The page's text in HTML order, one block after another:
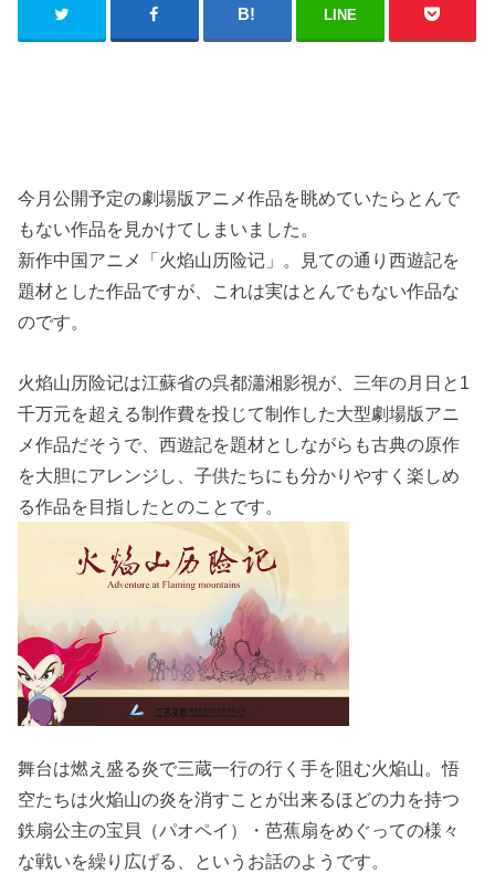
LINE
今月公開予定の劇場版アニメ作品を眺めていたらとんで
もない作品を見かけてしまいました。
新作中国アニメ「火焰山历险记」。見ての通り西遊記を
題材とした作品ですが、これは実はとんでもない作品な
のです。
火焰山历险记は江蘇省の呉都瀟湘影視が、三年の月日と1
千万元を超える制作費を投じて制作した大型劇場版アニ
メ作品だそうで、西遊記を題材としながらも古典の原作
を大胆にアレンジし、子供たちにも分かりやすく楽しめ
る作品を目指したとのことです。
舞台は燃え盛る炎で三蔵一行の行く手を阻む火焔山。悟
空たちは火焔山の炎を消すことが出来るほどの力を持つ
鉄扇公主の宝貝（パオペイ）・芭蕉扇をめぐっての様々
な戦いを繰り広げる、というお話のようです。